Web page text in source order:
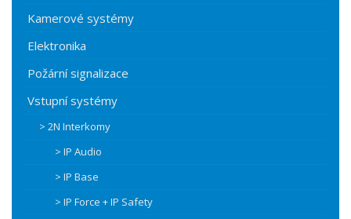
Kamerové systémy
Elektronika
Požární signalizace
Vstupní systémy
> 2N Interkomy
> IP Audio
> IP Base
> IP Force + IP Safety